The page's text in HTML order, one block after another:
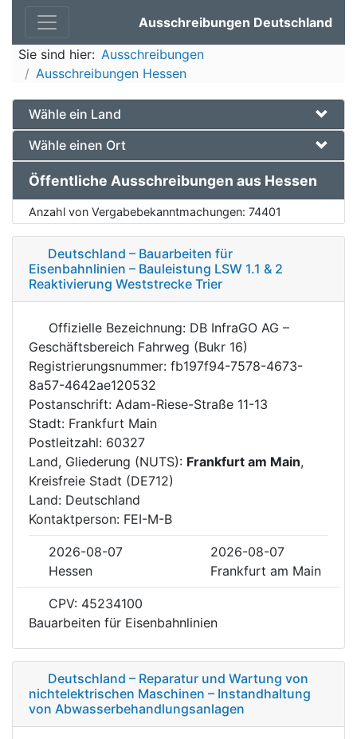
Ausschreibungen Deutschland
Sie sind hier: Ausschreibungen
Ausschreibungen Hessen
Wähle ein Land
Wähle einen Ort
Öffentliche Ausschreibungen aus Hessen
Anzahl von Vergabebekanntmachungen: 74401
Deutschland – Bauarbeiten für
Eisenbahnlinien – Bauleistung LSW 1.1 & 2
Reaktivierung Weststrecke Trier
Offizielle Bezeichnung: DB InfraGO AG –
Geschäftsbereich Fahrweg (Bukr 16)
Registrierungsnummer: fb197f94-7578-4673-
8a57-4642ae120532
Postanschrift: Adam-Riese-Straße 11-13
Stadt: Frankfurt Main
Postleitzahl: 60327
Land, Gliederung (NUTS): Frankfurt am Main,
Kreisfreie Stadt (DE712)
Land: Deutschland
Kontaktperson: FEI-M-B
2026-08-07
2026-08-07
Hessen
Frankfurt am Main
CPV: 45234100
Bauarbeiten für Eisenbahnlinien
Deutschland – Reparatur und Wartung von
nichtelektrischen Maschinen – Instandhaltung
von Abwasserbehandlungsanlagen